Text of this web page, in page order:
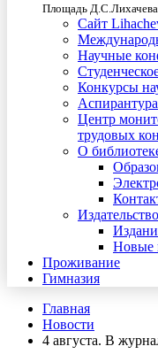
Площадь Д.С.Лихачева
Сайт
Научные
Конкурсы
Аспирантура
Центр
трудовых
О
Издательство
Новые
Проживание
Гимназия
Главная
Новости
4 августа. В